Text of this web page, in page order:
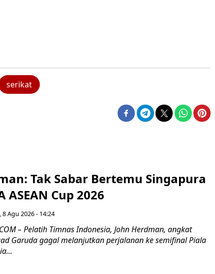
serikat
Tak Sabar Bertemu Singapura
ASEAN Cup 2026
8 Agu 2026 - 14:24
– Pelatih Timnas Indonesia, John Herdman, angkat
Garuda gagal melanjutkan perjalanan ke semifinal Piala